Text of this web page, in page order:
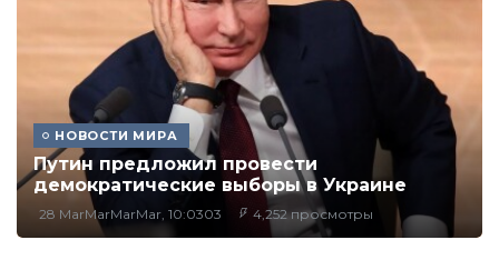
НОВОСТИ МИРА
Путин предложил провести
демократические выборы в Украине
28 MarMarMarMar, 10:0303 4,252 просмотры